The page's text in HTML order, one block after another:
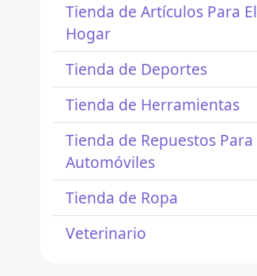
Tienda de Artículos Para El
Hogar
Tienda de Deportes
Tienda de Herramientas
Tienda de Repuestos Para
Automóviles
Tienda de Ropa
Veterinario